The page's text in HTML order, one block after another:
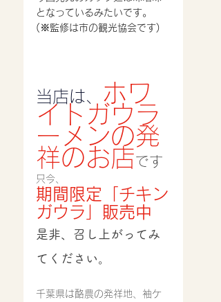
となっているみたいです。
(※監修は市の観光協会です)
当店は、
ホワ
イトガウラ
ーメンの発
祥のお店です
只今、
期間限定「チキン
ガウラ」販売中
是非、召し上がってみ
てください。
千葉県は酪農の発祥地、袖ケ